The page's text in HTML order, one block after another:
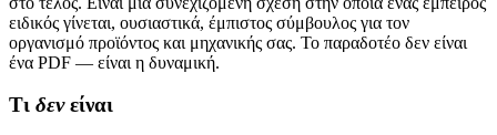
ειδικός γίνεται, ουσιαστικά, έμπιστος σύμβουλος για τον
οργανισμό προϊόντος και μηχανικής σας. Το παραδοτέο δεν είναι
ένα PDF — είναι η δυναμική.
Τι δενείναι